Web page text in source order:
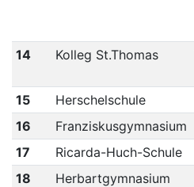
14
Kolleg St.Thomas
15
Herschelschule
16
Franziskusgymnasium
17
Ricarda-Huch-Schule
18
Herbartgymnasium